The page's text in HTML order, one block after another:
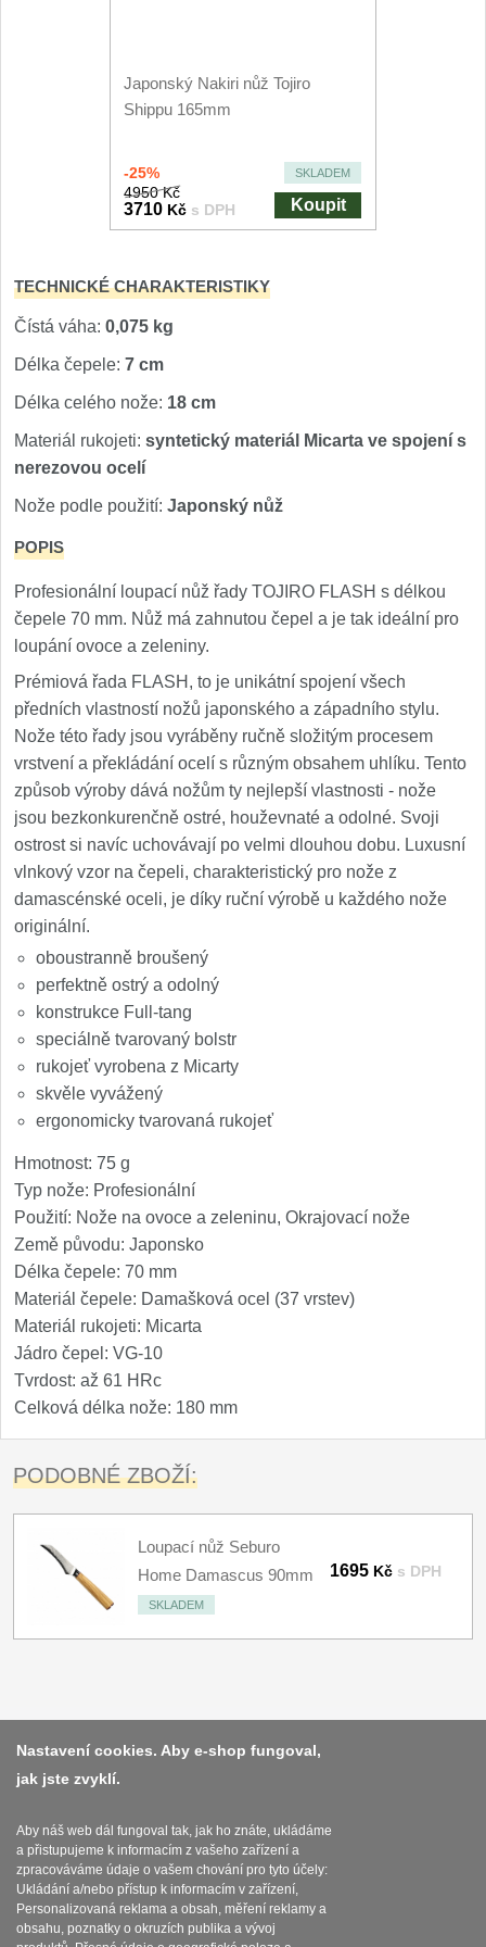
Nože Seburo SUBAJA 92
Nože Seburo HOGANI
Nože Seburo WEST
Nože Tojiro
Nože Tojiro Shippu
Nože Tojiro Zen 1
Nože Samura
Nože Samura MO-V 4
Nože Samura Bamboo
Ostřiče nožů V-Sharp
Doplňky a díly
Doprodej
Dárky 4
Značky 4
Japonský Nakiri nůž Tojiro
Shippu 165mm
-25% SKLADEM
4950 Kč
3710 Kč s DPH Koupit
TECHNICKÉ CHARAKTERISTIKY
Čístá váha: 0,075 kg
Délka čepele: 7 cm
Délka celého nože: 18 cm
Materiál rukojeti: syntetický materiál Micarta ve spojení s
nerezovou ocelí
Nože podle použití: Japonský nůž
POPIS
Profesionální loupací nůž řady TOJIRO FLASH s délkou
čepele 70 mm. Nůž má zahnutou čepel a je tak ideální pro
loupání ovoce a zeleniny.
Prémiová řada FLASH, to je unikátní spojení všech
předních vlastností nožů japonského a západního stylu.
Nože této řady jsou vyráběny ručně složitým procesem
vrstvení a překládání ocelí s různým obsahem uhlíku. Tento
způsob výroby dává nožům ty nejlepší vlastnosti - nože
jsou bezkonkurenčně ostré, houževnaté a odolné. Svoji
ostrost si navíc uchovávají po velmi dlouhou dobu. Luxusní
vlnkový vzor na čepeli, charakteristický pro nože z
damascénské oceli, je díky ruční výrobě u každého nože
originální.
oboustranně broušený
perfektně ostrý a odolný
konstrukce Full-tang
speciálně tvarovaný bolstr
rukojeť vyrobena z Micarty
skvěle vyvážený
ergonomicky tvarovaná rukojeť
Hmotnost: 75 g
Typ nože: Profesionální
Použití: Nože na ovoce a zeleninu, Okrajovací nože
Země původu: Japonsko
Délka čepele: 70 mm
Materiál čepele: Damašková ocel (37 vrstev)
Materiál rukojeti: Micarta
Jádro čepel: VG-10
Tvrdost: až 61 HRc
Celková délka nože: 180 mm
PODOBNÉ ZBOŽÍ:
Loupací nůž Seburo
Home Damascus 90mm
SKLADEM
1695 Kč s DPH
Platba a dodávka
Obchodní podmínky
Zasady zpracovani osobnich udaju
Reklamační řád
O nožích
Nastavení cookies. Aby e-shop fungoval,
jak jste zvyklí.
Aby náš web dál fungoval tak, jak ho znáte, ukládáme
a přistupujeme k informacím z vašeho zařízení a
zpracováváme údaje o vašem chování pro tyto účely:
Ukládání a/nebo přístup k informacím v zařízení,
Personalizovaná reklama a obsah, měření reklamy a
obsahu, poznatky o okruzích publika a vývoj